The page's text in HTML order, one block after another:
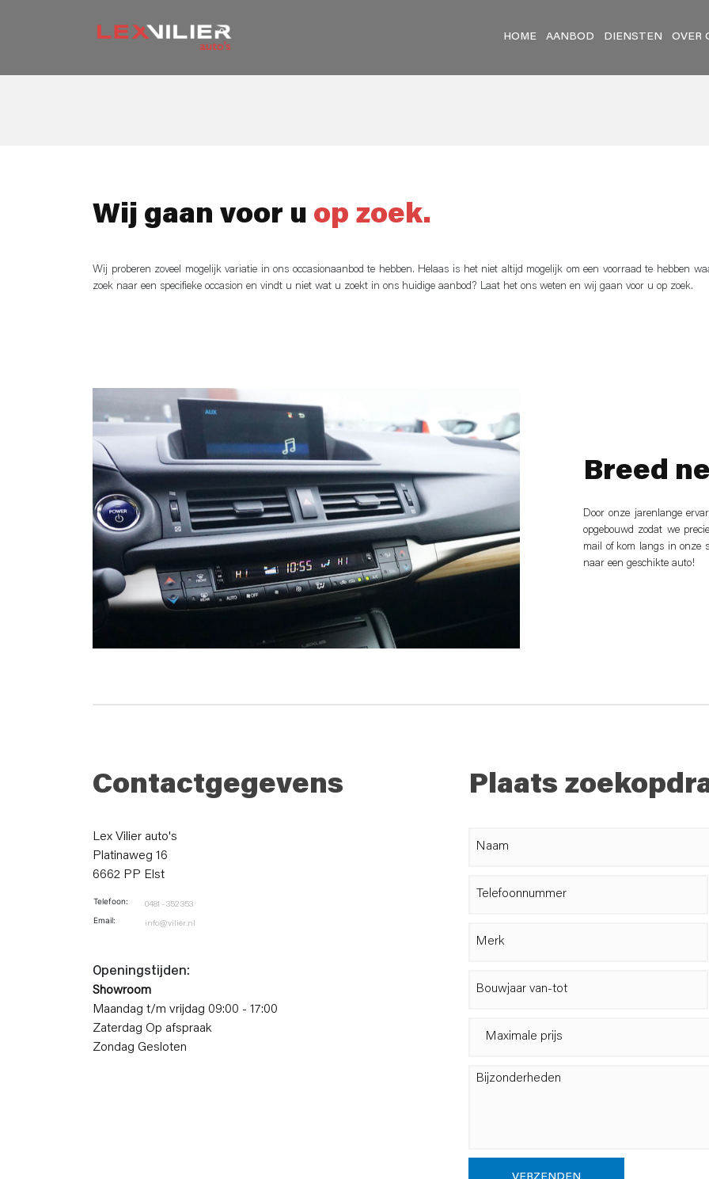
HOME AANBOD DIENSTEN OVER
Wij gaan voor u op zoek.
Wij proberen zoveel mogelijk variatie in ons occasionaanbod te hebben. Helaas is het niet altijd mogelijk om een voorraad te hebben
zoek naar een specifieke occasion en vindt u niet wat u zoekt in ons huidige aanbod? Laat het ons weten en wij gaan voor u op zoek.
Breed
Door onze jarenlange
opgebouwd zodat we
mail of kom langs in onze
naar een geschikte auto!
Contactgegevens
Lex Vilier auto's
Platinaweg 16
6662 PP Elst
Telefoon: 0481 - 352 353
Email: info@vilier.nl
Openingstijden:
Showroom
Maandag t/m vrijdag 09:00 - 17:00
Zaterdag Op afspraak
Zondag Gesloten
Plaats